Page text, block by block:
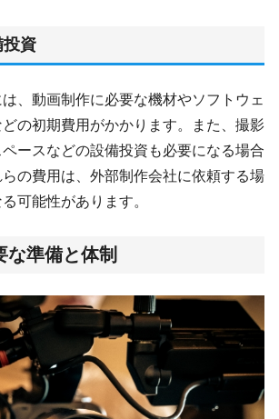
投資
、動画制作に必要な機材やソフトウェ
の初期費用がかかります。また、撮影
ースなどの設備投資も必要になる場合
の費用は、外部制作会社に依頼する場
可能性があります。
な準備と体制